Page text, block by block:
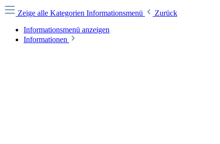
Zeige alle Kategorien Informationsmenü
Zurück
Informationsmenü anzeigen
Informationen